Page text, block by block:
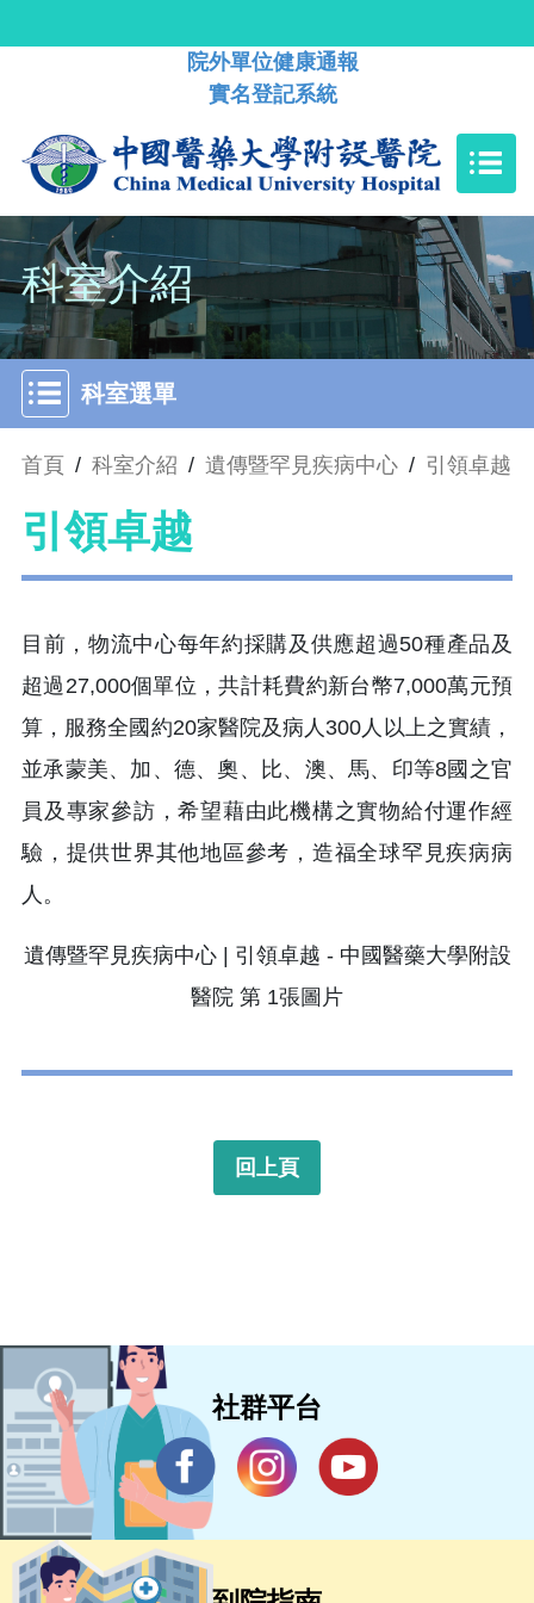
院外單位健康通報
實名登記系統
科室介紹
科室選單
首頁 / 科室介紹 / 遺傳暨罕見疾病中心 / 引領卓越
引領卓越
目前，物流中心每年約採購及供應超過50種產品及
超過27,000個單位，共計耗費約新台幣7,000萬元預
算，服務全國約20家醫院及病人300人以上之實績，
並承蒙美、加、德、奧、比、澳、馬、印等8國之官
員及專家參訪，希望藉由此機構之實物給付運作經
驗，提供世界其他地區參考，造福全球罕見疾病病
人。
回上頁
社群平台